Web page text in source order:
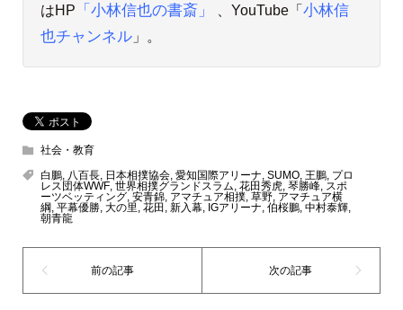
はHP 「小林信也の書斎」 、YouTube「小林信
也チャンネル」。
社会・教育
白鵬, 八百長, 日本相撲協会, 愛知国際アリーナ, SUMO, 王鵬, プロ
レス団体WWF, 世界相撲グランドスラム, 花田秀虎, 琴勝峰, スポ
ーツベッティング, 安青錦, アマチュア相撲, 草野, アマチュア横
綱, 平幕優勝, 大の里, 花田 , 新入幕, IGアリーナ, 伯桜鵬, 中村泰輝,
朝青龍